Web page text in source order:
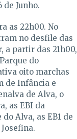
Junho.
as 22h00. No
no desfile das
a partir das 21h00,
do
oito marchas
de Infância e
de Alva, o
as EBI da
Alva, as EB1 de